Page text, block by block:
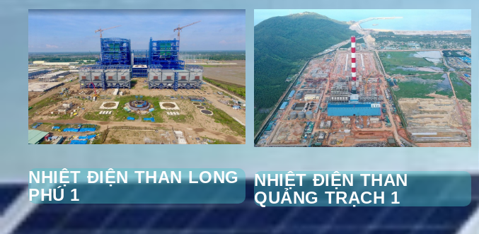
NHIỆT ĐIỆN THAN LONG
PHÚ 1
NHIỆT ĐIỆN THAN
QUẢNG TRẠCH 1